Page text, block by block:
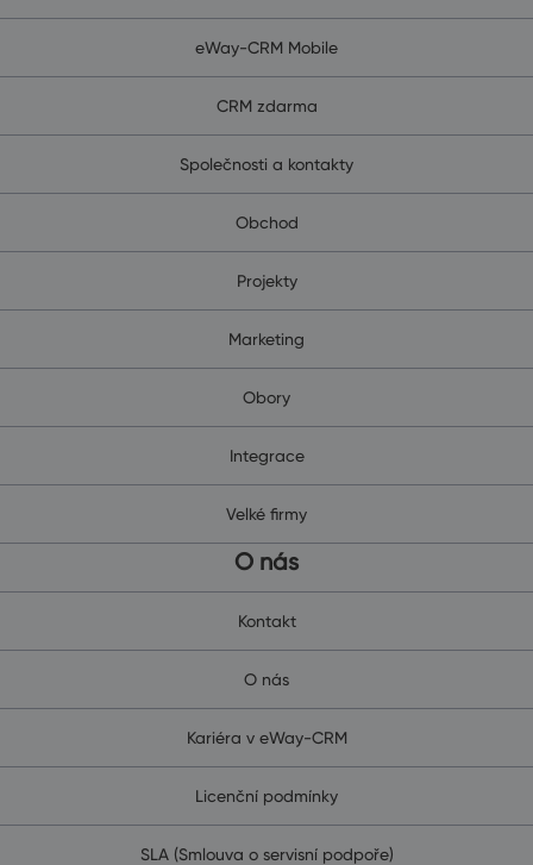
eWay-CRM Mobile
CRM zdarma
Společnosti a kontakty
Obchod
Projekty
Marketing
Obory
Integrace
Velké firmy
O nás
Kontakt
O nás
Kariéra v eWay-CRM
Licenční podmínky
SLA (Smlouva o servisní podpoře)